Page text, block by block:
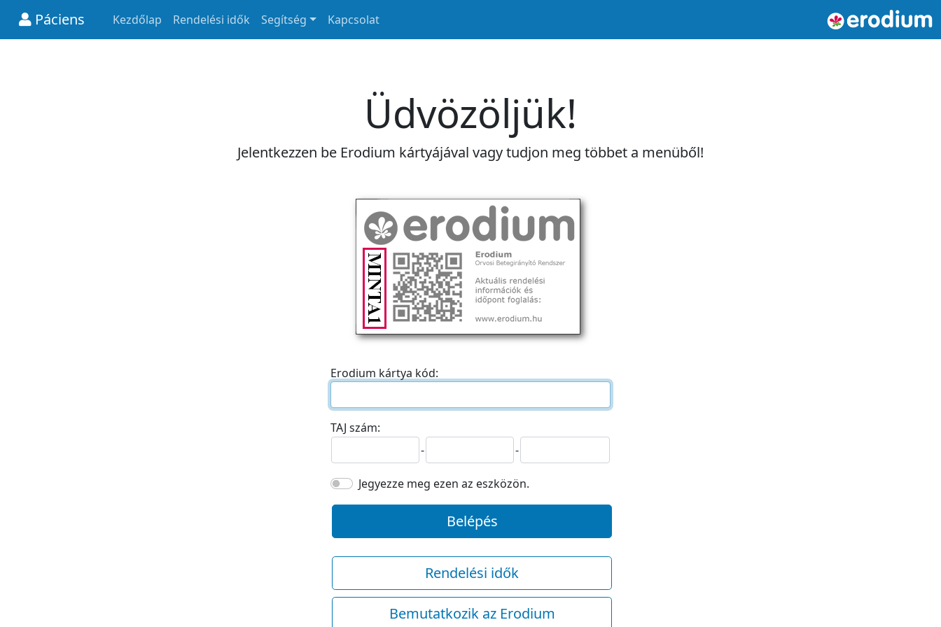
Páciens Kezdőlap Rendelési idők Segítség Kapcsolat
Üdvözöljük!
Jelentkezzen be Erodium kártyájával vagy tudjon meg többet a menüből!
Erodium kártya kód:
TAJ szám:
-
-
Jegyezze meg ezen az eszközön.
Belépés
Rendelési idők
Bemutatkozik az Erodium